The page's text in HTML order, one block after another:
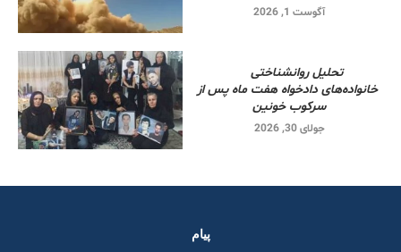
آگوست 1, 2026
تحلیل روانشناختی
خانواده‌های دادخواه هفت ماه پس از
سرکوب خونین
جولای 30, 2026
پیام